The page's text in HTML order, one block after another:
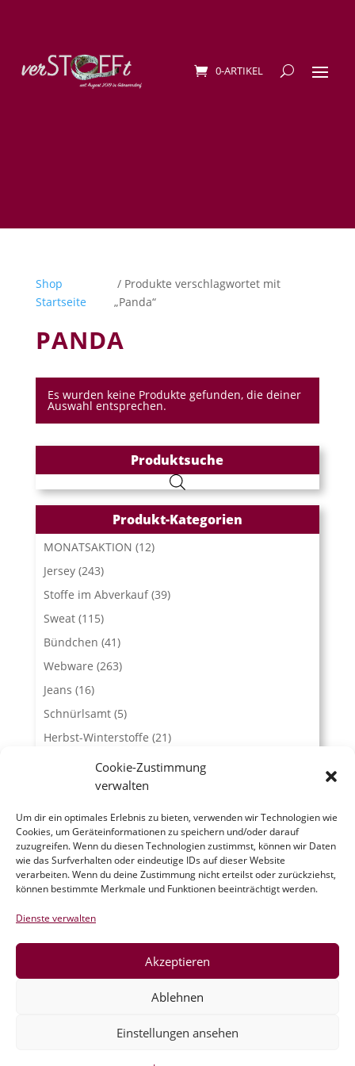
Cookie-Zustimmung
verwalten
Um dir ein optimales Erlebnis zu bieten, verwenden wir Technologien wie
Cookies, um Geräteinformationen zu speichern und/oder darauf
zuzugreifen. Wenn du diesen Technologien zustimmst, können wir Daten
wie das Surfverhalten oder eindeutige IDs auf dieser Website
verarbeiten. Wenn du deine Zustimmung nicht erteilst oder zurückziehst,
können bestimmte Merkmale und Funktionen beeinträchtigt werden.
Dienste verwalten
Akzeptieren
Ablehnen
Einstellungen ansehen
0-ARTIKEL
Shop
Startseite
/ Produkte verschlagwortet mit
„Panda“
PANDA
Es wurden keine Produkte gefunden, die deiner
Auswahl entsprechen.
Produktsuche
Produkt-Kategorien
MONATSAKTION (12)
Jersey (243)
Stoffe im Abverkauf (39)
Sweat (115)
Bündchen (41)
Webware (263)
Jeans (16)
Schnürlsamt (5)
Herbst-Winterstoffe (21)
(10)
Kunstleder und Folie
Zubehör (54)
Warenkorb
Es befinden sich keine Produkte im Warenkorb.
Vertrag widerrufen
©2020-23 verStofft.at|Impressum